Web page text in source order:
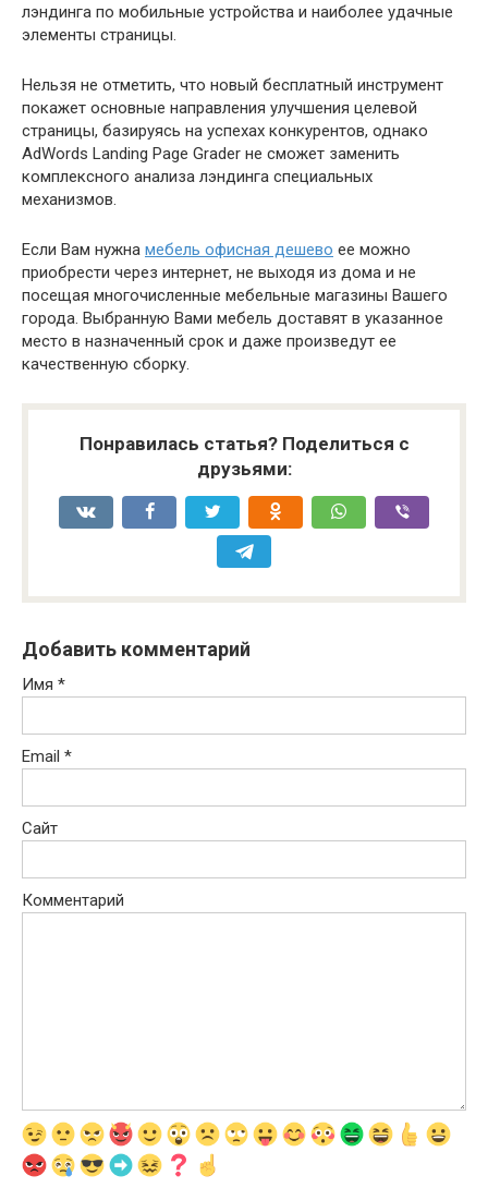
лэндинга по мобильные устройства и наиболее удачные
элементы страницы.
Нельзя не отметить, что новый бесплатный инструмент
покажет основные направления улучшения целевой
страницы, базируясь на успехах конкурентов, однако
AdWords Landing Page Grader не сможет заменить
комплексного анализа лэндинга специальных
механизмов.
Если Вам нужна мебель офисная дешево ее можно
приобрести через интернет, не выходя из дома и не
посещая многочисленные мебельные магазины Вашего
города. Выбранную Вами мебель доставят в указанное
место в назначенный срок и даже произведут ее
качественную сборку.
Понравилась статья? Поделиться с
друзьями:
Добавить комментарий
Имя *
Email *
Сайт
Комментарий